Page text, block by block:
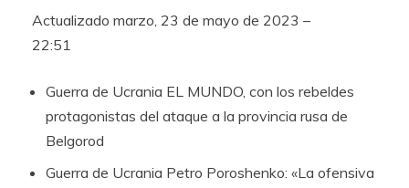
Actualizado marzo, 23 de mayo de 2023 –
22:51
Guerra de Ucrania EL MUNDO, con los rebeldes
protagonistas del ataque a la provincia rusa de
Belgorod
Guerra de Ucrania Petro Poroshenko: «La ofensiva